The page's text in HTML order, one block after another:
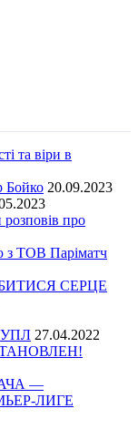
та віри в
Бойко 20.09.2023
про
з ТОВ Паріматч
СЕРЦЕ
УПЛ 27.04.2022
—
ЛИГЕ